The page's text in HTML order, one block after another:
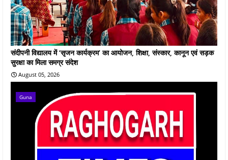
संदीपनी विद्यालय में ‘सृजन कार्यक्रम’ का आयोजन, शिक्षा, संस्कार, कानून एवं सड़क
सुरक्षा का मिला समग्र संदेश
August 05, 2026
Guna